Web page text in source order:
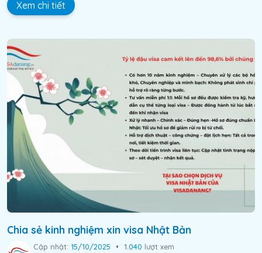
Xem chi tiết
Chia sẻ kinh nghiệm xin visa Nhật Bản
Cập nhật: 15/10/2025 • 1.040 lượt xem